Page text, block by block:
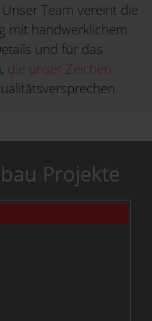
Team vereint die
mit handwerklichem
und für das
die unser Zeichen
Projekte